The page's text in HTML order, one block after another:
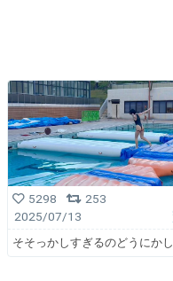
5298
253
2025/07/13
そそっかしすぎるのどうにか